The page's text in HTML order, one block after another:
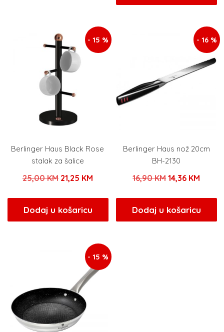
je:
- 15 %
Berlinger Haus Black Rose
stalak za šalice
25,00KM Izvorna
bila
je:
21,25 KMTrenutna
21,25 KM.
Dodaj u košaricu
- 16 %
Berlinger Haus nož 20cm
BH-2130
16,90KMIzvorna
bila
je:
14,36 KM
je:
14,36
Dodaj u košaricu
- 15 %